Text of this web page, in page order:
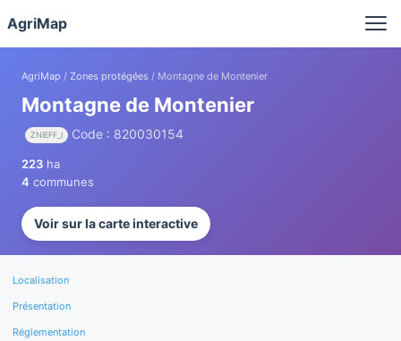
AgriMap
AgriMap / Zones protégées / Montagne de Montenier
Montagne de Montenier
ZNIEFF_I Code : 820030154
223 ha
4 communes
Voir sur la carte interactive
Localisation
Présentation
Réglementation